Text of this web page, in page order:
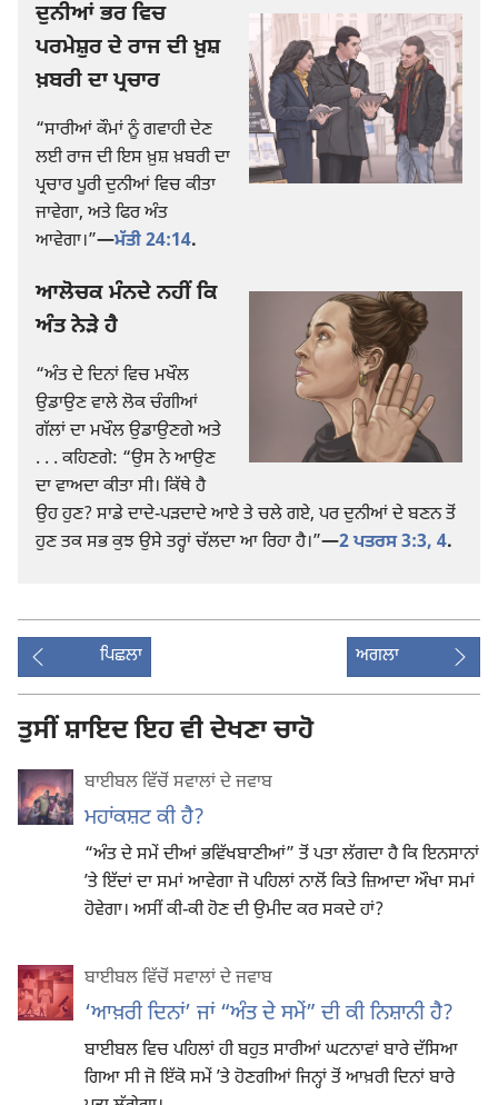
ਦੁਨੀਆਂ ਭਰ ਵਿਚ
ਪਰਮੇਸ਼ੁਰ ਦੇ ਰਾਜ ਦੀ ਖ਼ੁਸ਼
ਖ਼ਬਰੀ ਦਾ ਪ੍ਰਚਾਰ
“ਸਾਰੀਆਂ ਕੌਮਾਂ ਨੂੰ ਗਵਾਹੀ ਦੇਣ
ਲਈ ਰਾਜ ਦੀ ਇਸ ਖ਼ੁਸ਼ ਖ਼ਬਰੀ ਦਾ
ਪ੍ਰਚਾਰ ਪੂਰੀ ਦੁਨੀਆਂ ਵਿਚ ਕੀਤਾ
ਜਾਵੇਗਾ, ਅਤੇ ਫਿਰ ਅੰਤ
ਆਵੇਗਾ।”​—ਮੱਤੀ 24:14.
ਆਲੋਚਕ ਮੰਨਦੇ ਨਹੀਂ ਕਿ
ਅੰਤ ਨੇੜੇ ਹੈ
“ਅੰਤ ਦੇ ਦਿਨਾਂ ਵਿਚ ਮਖੌਲ
ਉਡਾਉਣ ਵਾਲੇ ਲੋਕ ਚੰਗੀਆਂ
ਗੱਲਾਂ ਦਾ ਮਖੌਲ ਉਡਾਉਣਗੇ ਅਤੇ
. . . ਕਹਿਣਗੇ: “ਉਸ ਨੇ ਆਉਣ
ਦਾ ਵਾਅਦਾ ਕੀਤਾ ਸੀ। ਕਿੱਥੇ ਹੈ
ਉਹ ਹੁਣ? ਸਾਡੇ ਦਾਦੇ-ਪੜਦਾਦੇ ਆਏ ਤੇ ਚਲੇ ਗਏ, ਪਰ ਦੁਨੀਆਂ ਦੇ ਬਣਨ ਤੋਂ
ਹੁਣ ਤਕ ਸਭ ਕੁਝ ਉਸੇ ਤਰ੍ਹਾਂ ਚੱਲਦਾ ਆ ਰਿਹਾ ਹੈ।”​—2 ਪਤਰਸ 3:3, 4.
ਪਿਛਲਾ ਅਗਲਾ
ਤੁਸੀਂ ਸ਼ਾਇਦ ਇਹ ਵੀ ਦੇਖਣਾ ਚਾਹੋ
ਬਾਈਬਲ ਵਿੱਚੋਂ ਸਵਾਲਾਂ ਦੇ ਜਵਾਬ
ਮਹਾਂਕਸ਼ਟ ਕੀ ਹੈ?
“ਅੰਤ ਦੇ ਸਮੇਂ ਦੀਆਂ ਭਵਿੱਖਬਾਣੀਆਂ” ਤੋਂ ਪਤਾ ਲੱਗਦਾ ਹੈ ਕਿ ਇਨਸਾਨਾਂ
ʼਤੇ ਇੱਦਾਂ ਦਾ ਸਮਾਂ ਆਵੇਗਾ ਜੋ ਪਹਿਲਾਂ ਨਾਲੋਂ ਕਿਤੇ ਜ਼ਿਆਦਾ ਔਖਾ ਸਮਾਂ
ਹੋਵੇਗਾ। ਅਸੀਂ ਕੀ-ਕੀ ਹੋਣ ਦੀ ਉਮੀਦ ਕਰ ਸਕਦੇ ਹਾਂ?
ਬਾਈਬਲ ਵਿੱਚੋਂ ਸਵਾਲਾਂ ਦੇ ਜਵਾਬ
‘ਆਖ਼ਰੀ ਦਿਨਾਂ’ ਜਾਂ “ਅੰਤ ਦੇ ਸਮੇਂ” ਦੀ ਕੀ ਨਿਸ਼ਾਨੀ ਹੈ?
ਬਾਈਬਲ ਵਿਚ ਪਹਿਲਾਂ ਹੀ ਬਹੁਤ ਸਾਰੀਆਂ ਘਟਨਾਵਾਂ ਬਾਰੇ ਦੱਸਿਆ
ਗਿਆ ਸੀ ਜੋ ਇੱਕੋ ਸਮੇਂ ʼਤੇ ਹੋਣਗੀਆਂ ਜਿਨ੍ਹਾਂ ਤੋਂ ਆਖ਼ਰੀ ਦਿਨਾਂ ਬਾਰੇ